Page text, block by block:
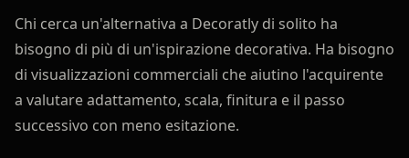
Chi cerca un'alternativa a Decoratly di solito ha
bisogno di più di un'ispirazione decorativa. Ha bisogno
di visualizzazioni commerciali che aiutino l'acquirente
a valutare adattamento, scala, finitura e il passo
successivo con meno esitazione.